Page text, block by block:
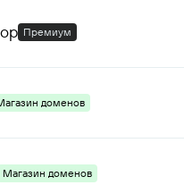
Премиум
доменов
Магазин доменов